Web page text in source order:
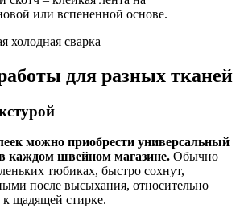
или вспененной основе.
для разных тканей
можно приобрести универсальный
каждом швейном магазине. Обычно
тюбиках, быстро сохнут,
после высыхания, относительно
щадящей стирке.